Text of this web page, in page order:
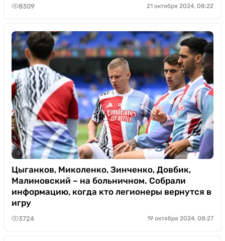
8309 21 октября 2024, 08:22
Цыганков, Миколенко, Зинченко, Довбик,
Малиновский – на больничном. Собрали
информацию, когда кто легионеры вернутся в
игру
3724 19 октября 2024, 08:27